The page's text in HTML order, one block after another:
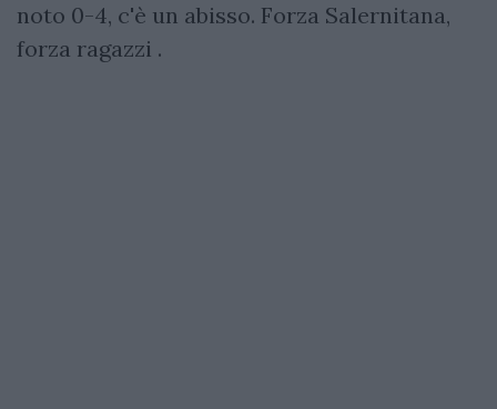
noto 0-4, c'è un abisso. Forza Salernitana,
forza ragazzi .